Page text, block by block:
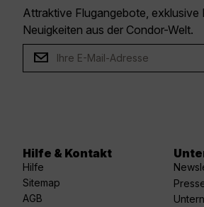
Attraktive Flugangebote,
Neuigkeiten aus der Condor-Welt.
Hilfe & Kontakt
Hilfe
Sitemap
AGB